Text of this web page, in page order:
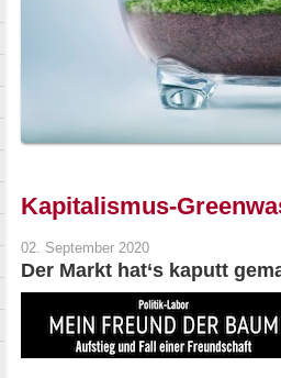
Kapitalismus-
02. September 2020
Der Markt hat‘s kaputt